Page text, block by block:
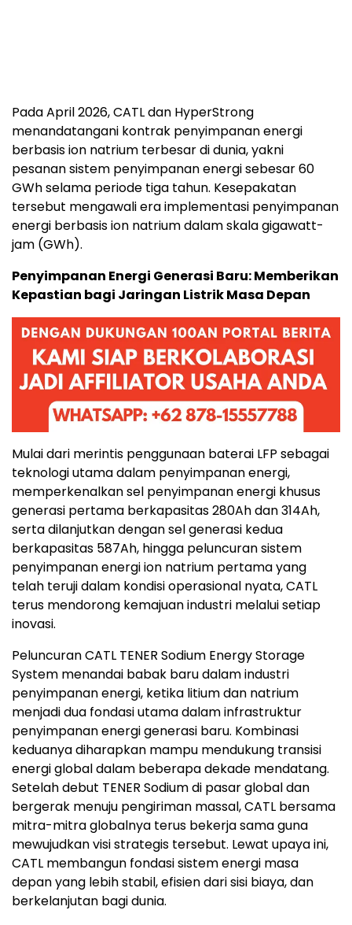
Pada April 2026, CATL dan HyperStrong
menandatangani kontrak penyimpanan energi
berbasis ion natrium terbesar di dunia, yakni
pesanan sistem penyimpanan energi sebesar 60
GWh selama periode tiga tahun. Kesepakatan
tersebut mengawali era implementasi penyimpanan
jam (GWh).
Penyimpanan Energi Generasi Baru: Memberikan
Kepastian bagi Jaringan Listrik Masa Depan
Mulai dari merintis penggunaan baterai LFP sebagai
teknologi utama dalam penyimpanan energi,
memperkenalkan sel penyimpanan energi khusus
generasi pertama berkapasitas 280Ah dan 314Ah,
serta dilanjutkan dengan sel generasi kedua
berkapasitas 587Ah, hingga peluncuran sistem
penyimpanan energi ion natrium pertama yang
telah teruji dalam kondisi operasional nyata, CATL
inovasi.
Peluncuran CATL TENER Sodium Energy Storage
System menandai babak baru dalam industri
penyimpanan energi, ketika litium dan natrium
menjadi dua fondasi utama dalam infrastruktur
penyimpanan energi generasi baru. Kombinasi
keduanya diharapkan mampu mendukung transisi
energi global dalam beberapa dekade mendatang.
Setelah debut TENER Sodium di pasar global dan
bergerak menuju pengiriman massal, CATL bersama
mitra-mitra globalnya terus bekerja sama guna
mewujudkan visi strategis tersebut. Lewat upaya ini,
CATL membangun fondasi sistem energi masa